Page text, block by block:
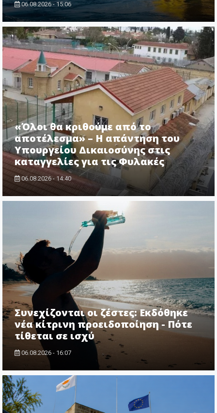
06.08.2026 - 15:06
«Όλοι θα κριθούμε από το
αποτέλεσμα» – Η απάντηση του
Υπουργείου Δικαιοσύνης στις
καταγγελίες για τις Φυλακές
06.08.2026 - 14:40
Συνεχίζονται οι ζέστες: Εκδόθηκε
νέα κίτρινη προειδοποίηση - Πότε
τίθεται σε ισχύ
06.08.2026 - 16:07